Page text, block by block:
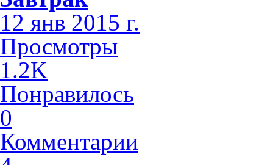
12 янв 2015 г.
Просмотры
1.2K
Понравилось
0
Комментарии